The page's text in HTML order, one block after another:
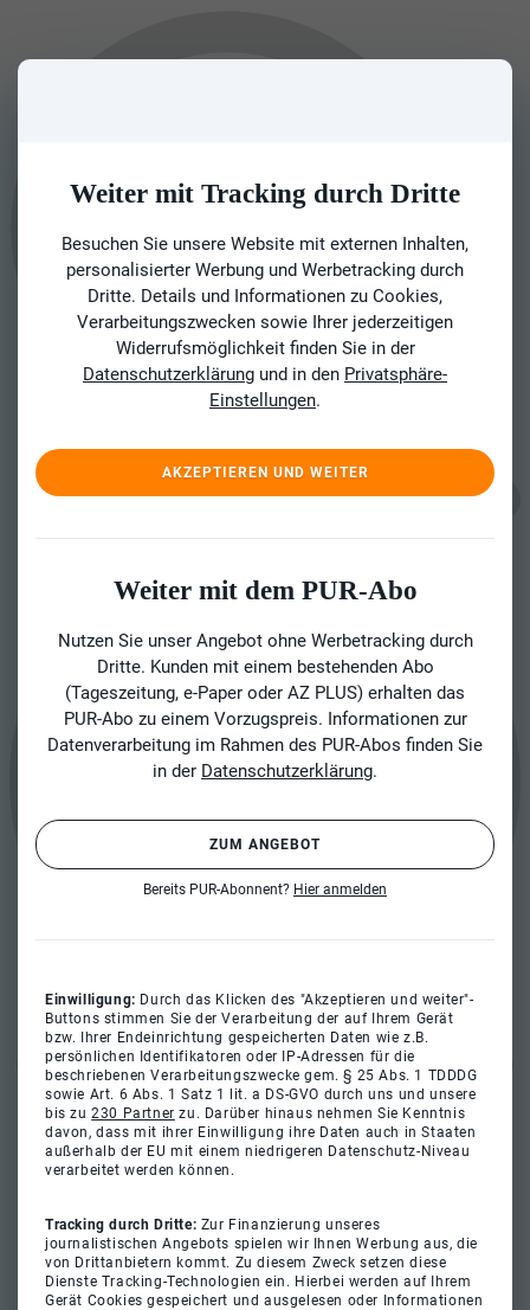
Weiter mit Tracking durch Dritte
Besuchen Sie unsere Website mit externen Inhalten,
personalisierter Werbung und Werbetracking durch
Dritte. Details und Informationen zu Cookies,
Verarbeitungszwecken sowie Ihrer jederzeitigen
Widerrufsmöglichkeit finden Sie in der
Datenschutzerklärung und in den Privatsphäre-
Einstellungen.
AKZEPTIEREN UND WEITER
Weiter mit dem PUR-Abo
Nutzen Sie unser Angebot ohne Werbetracking durch
Dritte. Kunden mit einem bestehenden Abo
(Tageszeitung, e-Paper oder AZ PLUS) erhalten das
PUR-Abo zu einem Vorzugspreis. Informationen zur
Datenverarbeitung im Rahmen des PUR-Abos finden Sie
in der Datenschutzerklärung.
ZUM ANGEBOT
Bereits PUR-Abonnent? Hier anmelden
Einwilligung: Durch das Klicken des "Akzeptieren und weiter"-
Buttons stimmen Sie der Verarbeitung der auf Ihrem Gerät
bzw. Ihrer Endeinrichtung gespeicherten Daten wie z.B.
persönlichen Identifikatoren oder IP-Adressen für die
beschriebenen Verarbeitungszwecke gem. § 25 Abs. 1 TDDDG
sowie Art. 6 Abs. 1 Satz 1 lit. a DS-GVO durch uns und unsere
bis zu230 Partner zu. Darüber hinaus nehmen Sie Kenntnis
davon, dass mit ihrer Einwilligung ihre Daten auch in Staaten
außerhalb der EU mit einem niedrigeren Datenschutz-Niveau
verarbeitet werden können.
Tracking durch Dritte: Zur Finanzierung unseres
journalistischen Angebots spielen wir Ihnen Werbung aus, die
von Drittanbietern kommt. Zu diesem Zweck setzen diese
Dienste Tracking-Technologien ein. Hierbei werden auf Ihrem
Gerät Cookies gespeichert und ausgelesen oder Informationen